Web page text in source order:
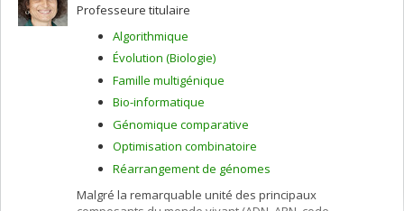
Professeure titulaire
Algorithmique
Évolution (Biologie)
Famille multigénique
Bio-informatique
Génomique comparative
Optimisation combinatoire
Réarrangement de génomes
Malgré la remarquable unité des principaux